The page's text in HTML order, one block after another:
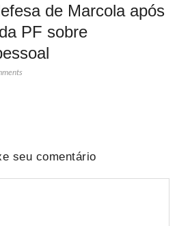
de Marcola após
PF sobre
seu comentário